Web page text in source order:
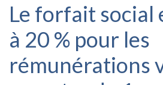
News
Contact
Le forfait social
à 20 % pour les
rémunérations